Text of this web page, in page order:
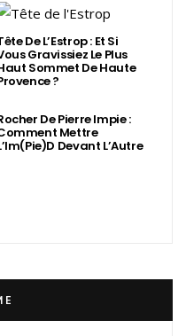
De L’Estrop : Et Si
Gravissiez Le Plus
Sommet De Haute
?
De Pierre Impie :
Mettre
Devant L’Autre